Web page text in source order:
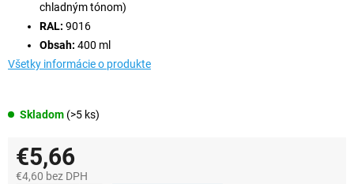
Skladom (>5 ks)
chladným tónom)
RAL: 9016
Obsah: 400 ml
Všetky informácie o produkte
€5,66
€4,60 bez DPH